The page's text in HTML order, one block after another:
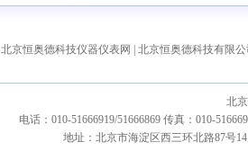
北京恒奥德科技仪器仪表网 北京恒奥德科技有限
北
电话：010-51666919/51666869 传真：010-
地址：北京市海淀区西三环北路87号